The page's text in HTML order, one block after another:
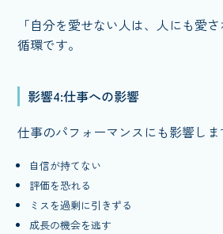
「自分を愛せない人は、人にも愛
循環です。
影響4:仕事への影響
仕事のパフォーマンスにも影響しま
自信が持てない
評価を恐れる
ミスを過剰に引きずる
成長の機会を逃す